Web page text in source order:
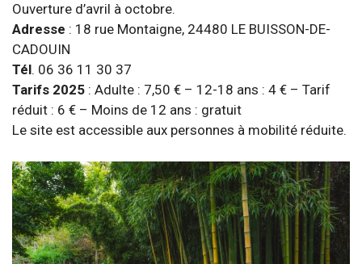
Ouverture d’avril à octobre.
Adresse : 18 rue Montaigne, 24480 LE BUISSON-DE-
CADOUIN
Tél. 06 36 11 30 37
Tarifs 2025 : Adulte : 7,50 € – 12-18 ans : 4 € – Tarif
réduit : 6 € – Moins de 12 ans : gratuit
Le site est accessible aux personnes à mobilité réduite.